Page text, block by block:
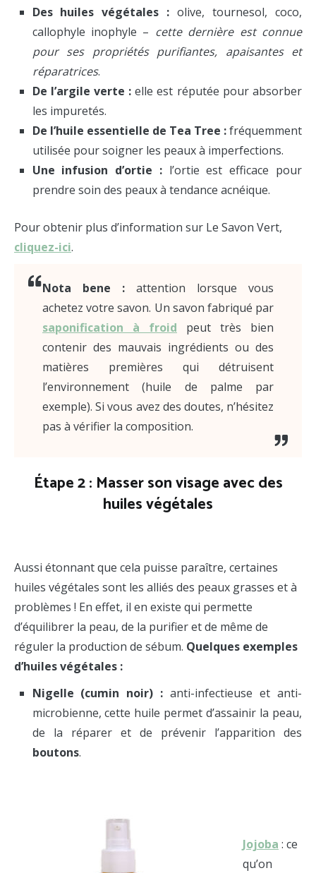
Des huiles végétales : olive, tournesol, coco,
callophyle inophyle – cette dernière est connue
pour ses propriétés purifiantes, apaisantes et
réparatrices.
De l’argile verte : elle est réputée pour absorber
les impuretés.
De l’huile essentielle de Tea Tree :fréquemment
utilisée pour soigner les peaux à imperfections.
Une infusion d’ortie :l’ortie est efficace pour
prendre soin des peaux à tendance acnéique.
Pour obtenir plus d’information sur Le Savon Vert,
cliquez-ici.
Nota bene : attention lorsque vous
achetez votre savon. Un savon fabriqué par
saponification à froid peut très bien
contenir des mauvais ingrédients ou des
matières premières qui détruisent
l’environnement (huile de palme par
exemple). Si vous avez des doutes, n’hésitez
pas à vérifier la composition.
Étape 2 : Masser son visage avec des
huiles végétales
Aussi étonnant que cela puisse paraître, certaines
huiles végétales sont les alliés des peaux grasses et à
problèmes ! En effet, il en existe qui permette
d’équilibrer la peau, de la purifier et de même de
réguler la production de sébum. Quelques exemples
d’huiles végétales :
Nigelle (cumin noir) :anti-infectieuse et anti-
microbienne, cette huile permet d’assainir la peau,
de la réparer et de prévenir l’apparition des
boutons.
Jojoba : ce
qu’on